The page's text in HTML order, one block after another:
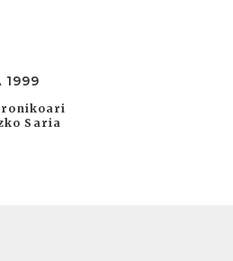
1999
Saria